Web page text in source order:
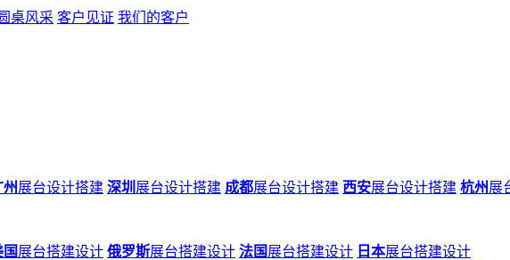
圆桌风采 客户见证 我们的客户
州展台设计搭建 深圳 展台设计搭建 成都展台设计搭建 西安展台设计搭建 杭州展
展台搭建设计 俄罗斯展台搭建设计 法国 展台搭建设计 日本展台搭建设计